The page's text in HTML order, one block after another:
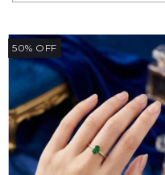
50% OFF